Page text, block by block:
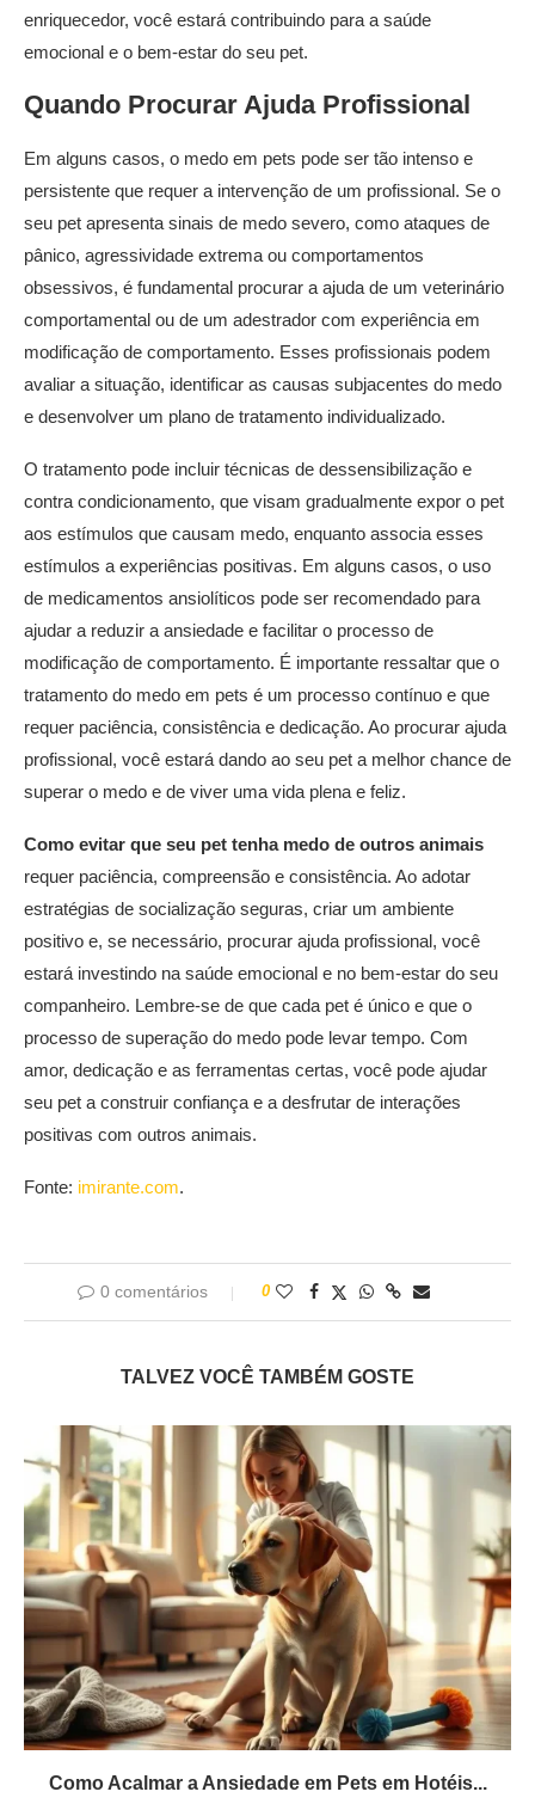
enriquecedor, você estará contribuindo para a saúde
emocional e o bem-estar do seu pet.
Quando Procurar Ajuda Profissional
Em alguns casos, o medo em pets pode ser tão intenso e
persistente que requer a intervenção de um profissional. Se o
seu pet apresenta sinais de medo severo, como ataques de
pânico, agressividade extrema ou comportamentos
obsessivos, é fundamental procurar a ajuda de um veterinário
comportamental ou de um adestrador com experiência em
modificação de comportamento. Esses profissionais podem
avaliar a situação, identificar as causas subjacentes do medo
e desenvolver um plano de tratamento individualizado.
O tratamento pode incluir técnicas de dessensibilização e
contra condicionamento, que visam gradualmente expor o pet
aos estímulos que causam medo, enquanto associa esses
estímulos a experiências positivas. Em alguns casos, o uso
de medicamentos ansiolíticos pode ser recomendado para
ajudar a reduzir a ansiedade e facilitar o processo de
modificação de comportamento. É importante ressaltar que o
tratamento do medo em pets é um processo contínuo e que
requer paciência, consistência e dedicação. Ao procurar ajuda
profissional, você estará dando ao seu pet a melhor chance de
superar o medo e de viver uma vida plena e feliz.
Como evitar que seu pet tenha medo de outros animais
requer paciência, compreensão e consistência. Ao adotar
estratégias de socialização seguras, criar um ambiente
positivo e, se necessário, procurar ajuda profissional, você
estará investindo na saúde emocional e no bem-estar do seu
companheiro. Lembre-se de que cada pet é único e que o
processo de superação do medo pode levar tempo. Com
amor, dedicação e as ferramentas certas, você pode ajudar
seu pet a construir confiança e a desfrutar de interações
positivas com outros animais.
Fonte: imirante.com.
0 comentários 0
TALVEZ VOCÊ TAMBÉM GOSTE
Como Acalmar a Ansiedade em Pets em Hotéis...